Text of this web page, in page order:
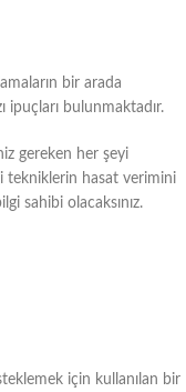
bir arada
ipuçları bulunmaktadır.
gereken her şeyi
tekniklerin hasat verimini
sahibi olacaksınız.
için kullanılan bir